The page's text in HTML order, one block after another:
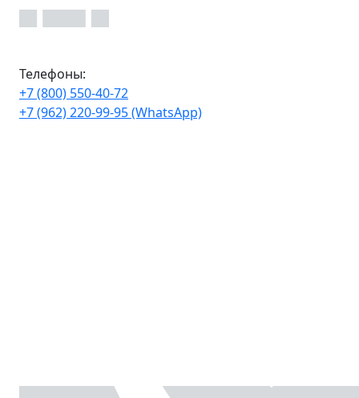
Телефоны:
+7 (800) 550-40-72
+7 (962) 220-99-95 (WhatsApp)